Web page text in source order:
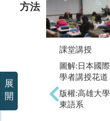
方法
課堂講授
圖解:日本國際
學者講授花道
版權:高雄大學
東語系
展
開